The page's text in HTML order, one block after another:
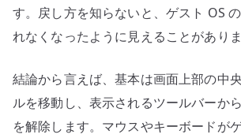
上
部
ー
バ
ー
す。戻し方を知らないと、ゲスト OS
れなくなったように見えることがありま
結論から言えば、基本は画面上部の中
ルを移動し、表示されるツールバーか
を解除します。マウスやキーボードが